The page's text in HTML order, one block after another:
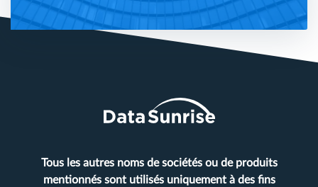
Tous les autres noms de sociétés ou de produits
mentionnés sont utilisés uniquement à des fins